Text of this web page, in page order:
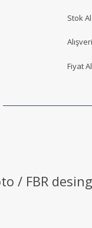
Stok
Fiyat
/ FBR desing